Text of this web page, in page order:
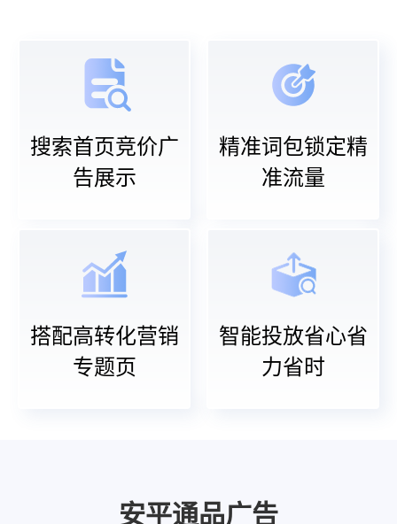
搜索首页竞价广
告展示
精准词包锁定精
准流量
搭配高转化营销
专题页
智能投放省心省
力省时
安平通品广告